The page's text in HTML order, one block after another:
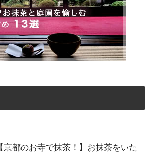
【京都のお寺で抹茶！】お抹茶をいた